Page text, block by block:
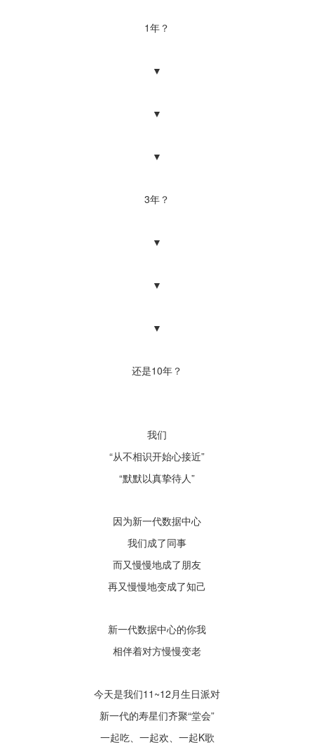
1年？
▼
▼
▼
3年？
▼
▼
▼
还是10年？
我们
“从不相识开始心接近”
“默默以真挚待人”
因为新一代数据中心
我们成了同事
而又慢慢地成了朋友
再又慢慢地变成了知己
新一代数据中心的你我
相伴着对方慢慢变老
今天是我们11~12月生日派对
新一代的寿星们齐聚“堂会”
一起吃、一起欢、一起K歌